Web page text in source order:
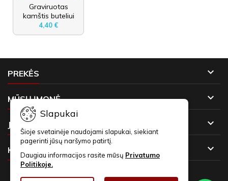
Graviruotas
kamštis buteliui
4,40 €
PREKĖS 
MŪSŲ ĮMONĖ 
JŪSŲ PASKYRA 
KONTAKTAI 
Slapukai
Šioje svetainėje naudojami slapukai, siekiant
pagerinti jūsų naršymo patirtį.
Daugiau informacijos rasite mūsų Privatumo
Politikoje.
NAUJIENLAIŠKIAI